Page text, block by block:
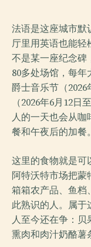
法语是这座城市默
厅里用英语也能轻
不是某一座纪念碑
80多处场馆，每
爵士音乐节（
（2026年6月12
人的一天也会从
餐和午夜后的加餐。
这里的食物就是可
阿特沃特市场把蒙
箱箱农产品、鱼档
此熟识的人。属
人至今还在争：贝
熏肉和肉汁奶酪薯